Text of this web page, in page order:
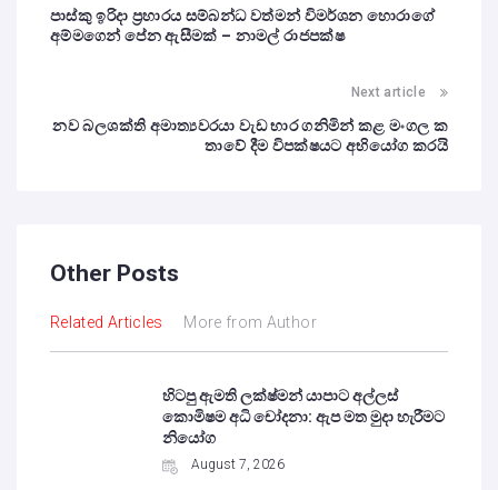
පාස්කු ඉරිදා ප්‍රහාරය සම්බන්ධ වත්මන් විමර්ශන හොරාගේ
අම්මගෙන් පේන ඇසීමක් – නාමල් රාජපක්ෂ
Next article
නව බලශක්ති අමාත්‍යවරයා වැඩ භාර ගනිමින් කළ මංගල ක
තාවේ දීම විපක්ෂයට අභියෝග කරයි
Other Posts
Related Articles More from Author
හිටපු ඇමති ලක්ෂ්මන් යාපාට අල්ලස්
කොමිෂම අධි චෝදනා: ඇප මත මුදා හැරීමට
නියෝග
August 7, 2026